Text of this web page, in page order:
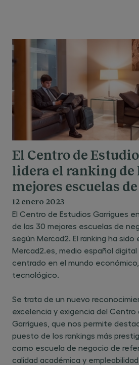
El Centro de
lidera el ranking de
mejores escuelas
12 enero 2023
El Centro de Estudios Garrigues
de las 30 mejores escuelas de
según Mercad2. El ranking ha sido
Mercad2.es, medio español
centrado en el mundo
tecnológico.
Se trata de un nuevo
excelencia y exigencia del Centro
Garrigues, que nos permite
puesto de los rankings más
como escuela de negocio de
calidad académica y